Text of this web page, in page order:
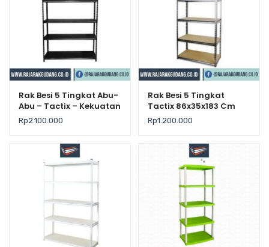
Rak Besi 5 Tingkat Abu-
Abu – Tactix – Kekuatan
150Kg / Level
Rp2.100.000
Rak Besi 5 Tingkat
Tactix 86x35x183 Cm
Rp1.200.000